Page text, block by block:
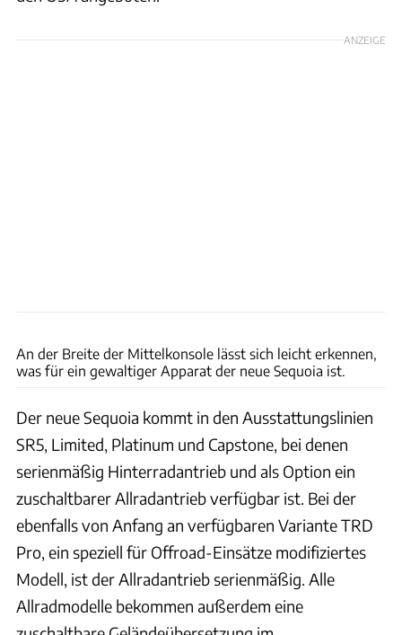
ANZEIGE
An der Breite der Mittelkonsole lässt sich leicht erkennen,
was für ein gewaltiger Apparat der neue Sequoia ist.
Der neue Sequoia kommt in den Ausstattungslinien
SR5, Limited, Platinum und Capstone, bei denen
serienmäßig Hinterradantrieb und als Option ein
zuschaltbarer Allradantrieb verfügbar ist. Bei der
ebenfalls von Anfang an verfügbaren Variante TRD
Pro, ein speziell für Offroad-Einsätze modifiziertes
Modell, ist der Allradantrieb serienmäßig. Alle
Allradmodelle bekommen außerdem eine